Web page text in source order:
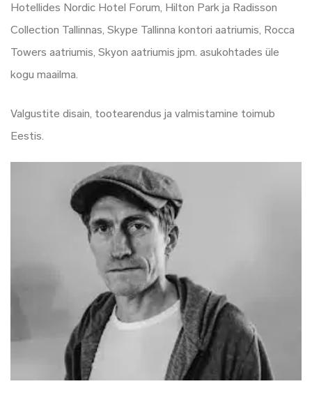
Hotellides Nordic Hotel Forum, Hilton Park ja Radisson
Collection Tallinnas, Skype Tallinna kontori aatriumis, Rocca
Towers aatriumis, Skyon aatriumis jpm. asukohtades üle
kogu maailma.
Valgustite disain, tootearendus ja valmistamine toimub
Eestis.